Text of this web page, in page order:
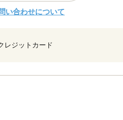
い合わせについて
レジットカード